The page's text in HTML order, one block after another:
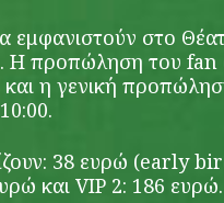
εμφανιστούν στο
H προπώληση του fan
και η γενική
38 ευρώ (early
και VIP 2: 186 ευρώ.